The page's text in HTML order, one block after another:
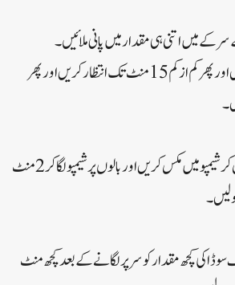
میں اتنی ہی مقدار میں پانی ملائیں۔
اس مکسچر کو سر پر انڈیل لیں اور پھر کم از کم 15 منٹ تک انتظار کریں اور پھر
اسپرین کی 2 گولیوں کو پیس کر شیمپو میں مکس کریں اور بالوں پر شیمپو لگا کر 2 منٹ
سوڈا کی کچھ مقدار کو سر پر لگانے کے بعد کچھ منٹ